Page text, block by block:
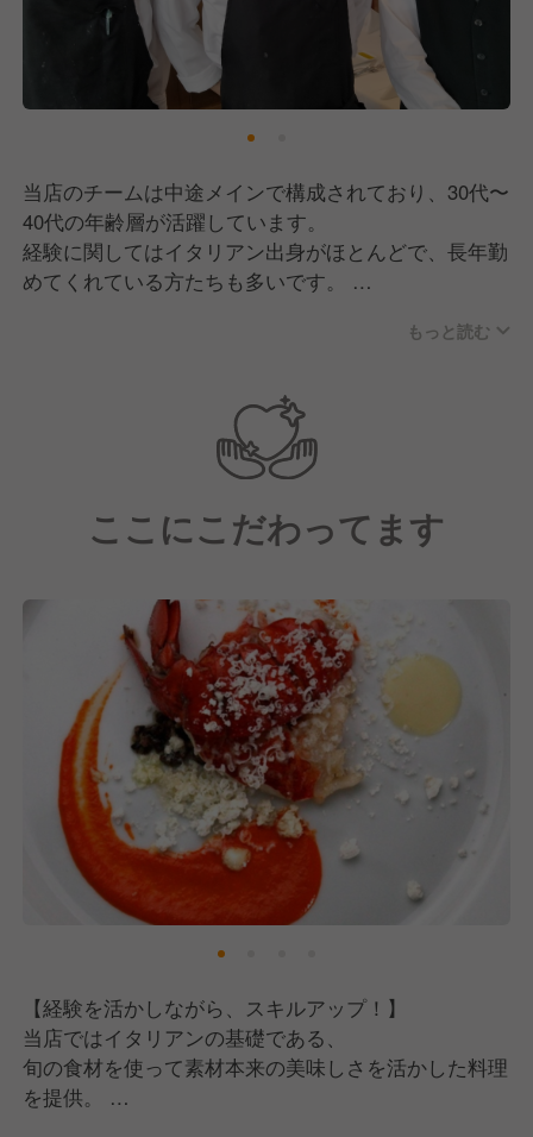
オープン以来、当店はおかげさまで多くのお客様にご
来店いただいています。
これからもお客様に"ゆとりとやすらぎ"を提供してい
き、愛されるお店づくりを目指してまいります。
そこで現在は、一緒にお店を盛り上げてくれる新しい
メンバーの採用を進めています。
当店のチームは中途メインで構成されており、30代〜
40代の年齢層が活躍しています。
経験に関してはイタリアン出身がほとんどで、長年勤
めてくれている方たちも多いです。
みんな助け合いの精神を持っているので、人間関係も
ホール・キッチンとの連携も大事にしているので、コ
ミュニケーションをしっかり取っています。
そして、お客様の笑顔のためにモチベーション高く仕
事をしてくれていると思います！
《求める人物像について》
なんでもやるぞ！というような、成長のために攻めの
姿勢で仕事を取り組んでくれると嬉しいです。
また、口下手だとしても「コミュニケーションは大
切」と考えてくれている方を望みます。
ここをわかっていただいていれば、すぐに現場でも慣
れていけるかと思います！
もっと読む
ここにこだわってます
【経験を活かしながら、スキルアップ！】
当店ではイタリアンの基礎である、
旬の食材を使って素材本来の美味しさを活かした料理
を提供。